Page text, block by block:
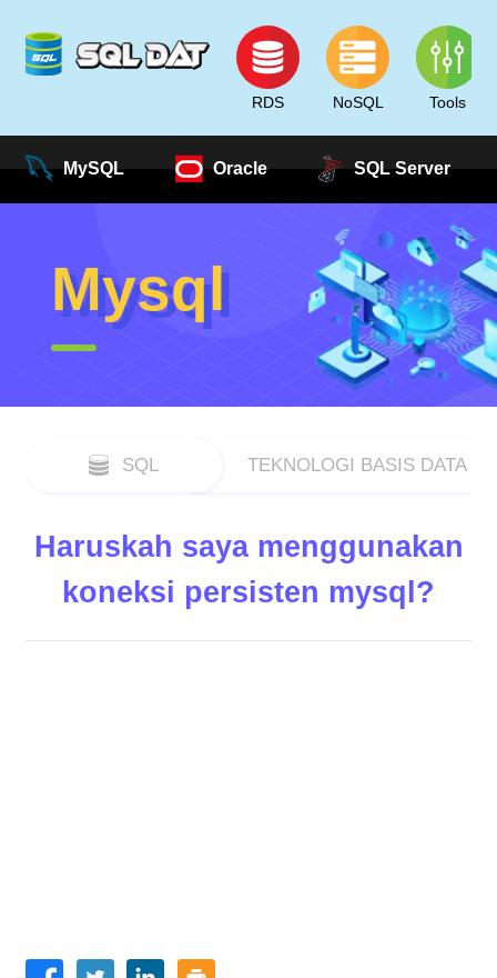
RDS NoSQL Tools
MySQL Oracle SQL Server
Mysql
SQL TEKNOLOGI BASIS DATA
Haruskah saya menggunakan
koneksi persisten mysql?